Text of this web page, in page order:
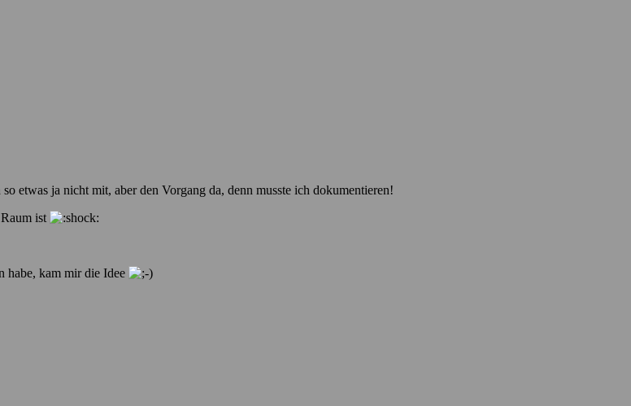
etwas ja nicht mit, aber den Vorgang da, denn musste ich dokumentieren!
ist
habe, kam mir die Idee